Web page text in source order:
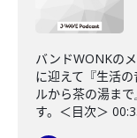
バンドWONKの
に迎えて『生活
ルから茶の湯ま
す。＜目次＞